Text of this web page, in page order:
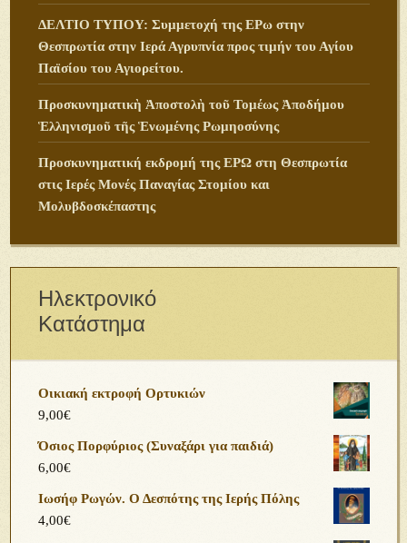
ΔΕΛΤΙΟ ΤΥΠΟΥ: Συμμετοχή της ΕΡω στην
Θεσπρωτία στην Ιερά Αγρυπνία προς τιμήν του Αγίου
Παϊσίου του Αγιορείτου.
Προσκυνηματικὴ Ἀποστολὴ τοῦ Τομέως Ἀποδήμου
Ἑλληνισμοῦ τῆς Ἑνωμένης Ρωμηοσύνης
Προσκυνηματική εκδρομή της ΕΡΩ στη Θεσπρωτία
στις Ιερές Μονές Παναγίας Στομίου και
Μολυβδοσκέπαστης
Ηλεκτρονικό
Κατάστημα
Οικιακή εκτροφή Ορτυκιών
9,00€
Όσιος Πορφύριος (Συναξάρι για παιδιά)
6,00€
Ιωσήφ Ρωγών. Ο Δεσπότης της Ιερής Πόλης
4,00€